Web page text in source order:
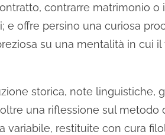
contrarre matrimonio
e offre persino una curiosa
su una mentalità in cui
storica, note
una riflessione sul
variabile, restituite con cura